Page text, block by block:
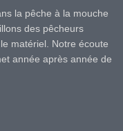
la pêche à la mouche
des pêcheurs
matériel. Notre écoute
année après année de